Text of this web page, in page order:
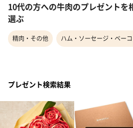
10代の方への牛肉のプレゼントを
選ぶ
精肉・その他 ハム・ソーセージ・ベー
プレゼント検索結果